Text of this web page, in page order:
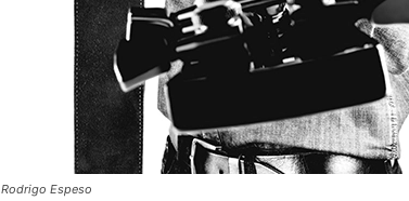
Rodrigo Espeso